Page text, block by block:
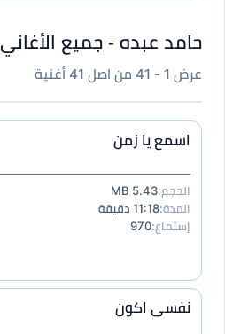
حامد عبده - جميع الأغاني
عرض 1 - 41 من اصل 41 أغنية
اسمع يا زمن
الحجم:5.43 MB
المدة:11:18 دقيقة
إستماع:970
نفسى اكون